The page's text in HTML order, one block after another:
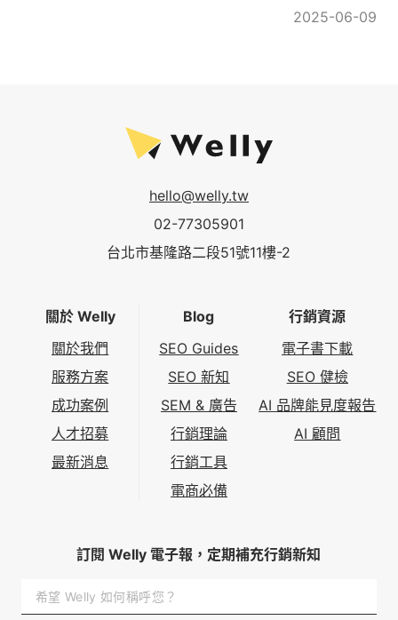
2025-06-09
hello@welly.tw
02-77305901
台北市基隆路二段51號11樓-2
關於 Welly
關於我們
服務方案
成功案例
人才招募
最新消息
Blog
SEO Guides
SEO 新知
SEM & 廣告
行銷理論
行銷工具
電商必備
行銷資源
電子書下載
SEO 健檢
AI 品牌能見度報告
AI 顧問
訂閱 Welly 電子報，定期補充行銷新知